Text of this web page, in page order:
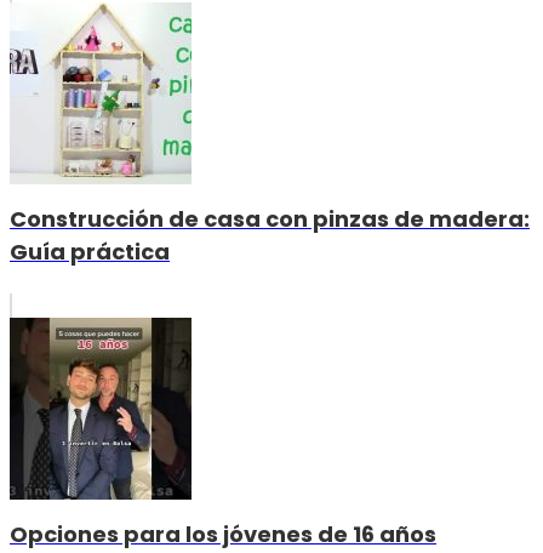
Construcción de casa con pinzas de madera:
Guía práctica
Opciones para los jóvenes de 16 años